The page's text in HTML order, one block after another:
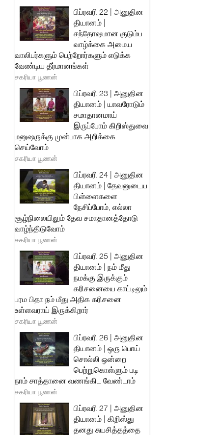
பிப்ரவரி 22 | அனுதின
தியானம் |
சந்தோஷமான குடும்ப
வாழ்க்கை அமைய
வாலிபர்களும் பெற்றோர்களும் எடுக்க
வேண்டிய தீர்மானங்கள்
சகரியா பூணன்
பிப்ரவரி 23 | அனுதின
தியானம் | யாவரோடும்
சமாதானமாய்
இருப்போம் கிறிஸ்துவை
மனுஷருக்கு முன்பாக அறிக்கை
செய்வோம்
சகரியா பூணன்
பிப்ரவரி 24 | அனுதின
தியானம் | தேவனுடைய
பிள்ளைகளை
நேசிப்போம், எல்லா
சூழ்நிலையிலும் தேவ சமாதானத்தோடு
வாழ்ந்திடுவோம்
சகரியா பூணன்
பிப்ரவரி 25 | அனுதின
தியானம் | நம் மீது
நமக்கு இருக்கும்
கரிசனையை காட்டிலும்
பரம பிதா நம் மீது அதிக கரிசனை
உள்ளவராய் இருக்கிறார்
சகரியா பூணன்
பிப்ரவரி 26 | அனுதின
தியானம் | ஒரு பொய்
சொல்லி ஒன்றை
பெற்றுகொள்ளும் படி
நாம் சாத்தானை வணங்கிட வேண்டாம்
சகரியா பூணன்
பிப்ரவரி 27 | அனுதின
தியானம் | கிறிஸ்து
தனது சுயசித்தத்தை